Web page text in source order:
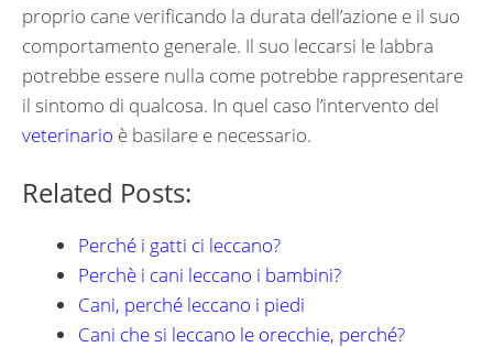
proprio cane verificando la durata dell’azione e il suo
comportamento generale. Il suo leccarsi le labbra
potrebbe essere nulla come potrebbe rappresentare
il sintomo di qualcosa. In quel caso l’intervento del
veterinario è basilare e necessario.
Related Posts:
Perché i gatti ci leccano?
Perchè i cani leccano i bambini?
Cani, perché leccano i piedi
Cani che si leccano le orecchie, perché?